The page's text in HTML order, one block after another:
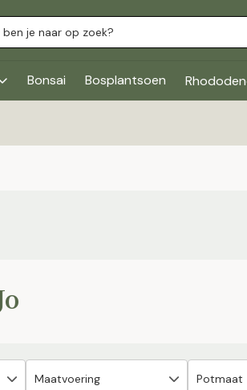
Bonsai Bosplantsoen